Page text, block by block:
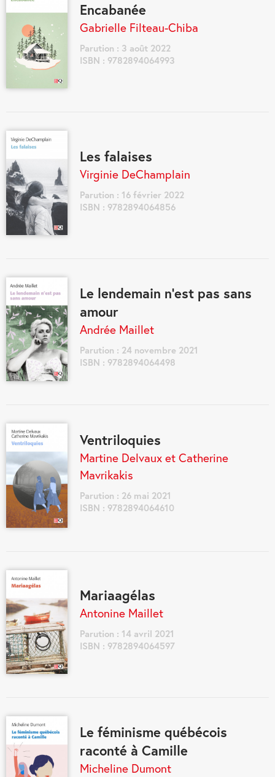
Encabanée
Gabrielle Filteau-Chiba
Parution : 3 août 2022
ISBN : 9782894064993
Les falaises
Virginie DeChamplain
Parution : 16 février 2022
ISBN : 9782894064856
Le lendemain n’est pas sans
amour
Andrée Maillet
Parution : 24 novembre 2021
ISBN : 9782894064498
Ventriloquies
Martine Delvaux et Catherine
Mavrikakis
Parution : 26 mai 2021
ISBN : 9782894064610
Mariaagélas
Antonine Maillet
Parution : 14 avril 2021
ISBN : 9782894064597
Le féminisme québécois
raconté à Camille
Micheline Dumont